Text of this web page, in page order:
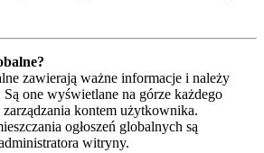
zawierają ważne informacje i należy
Są one wyświetlane na górze każdego
kontem użytkownika.
ogłoszeń globalnych są
witryny.